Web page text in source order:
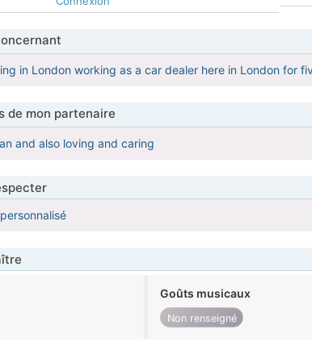
in London working as a car dealer here in London for
de mon partenaire
and also loving and caring
Goûts musicaux
Non renseigné